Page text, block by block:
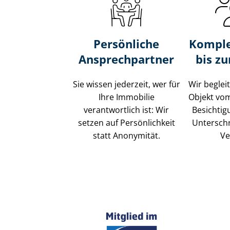
Persönliche
Ansprechpartner
Sie wissen jederzeit, wer für
Ihre Immobilie
verantwortlich ist: Wir
setzen auf Persönlichkeit
statt Anonymität.
bis
Wir
Objekt